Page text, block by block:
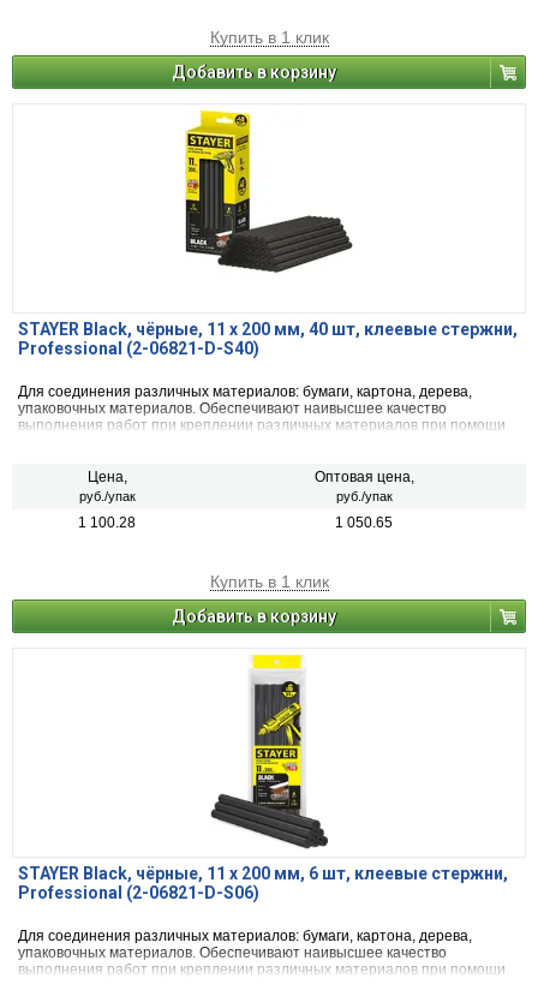
Купить в 1 клик
Добавить в корзину
STAYER Black, чёрные, 11 х 200 мм, 40 шт, клеевые стержни,
Professional (2-06821-D-S40)
Для соединения различных материалов: бумаги, картона, дерева,
упаковочных материалов. Обеспечивают наивысшее качество
выполнения работ при креплении различных материалов при помощи
Цена,
руб./упак
Оптовая цена,
руб./упак
1 100.28 1 050.65
Купить в 1 клик
Добавить в корзину
STAYER Black, чёрные, 11 х 200 мм, 6 шт, клеевые стержни,
Professional (2-06821-D-S06)
Для соединения различных материалов: бумаги, картона, дерева,
упаковочных материалов. Обеспечивают наивысшее качество
выполнения работ при креплении различных материалов при помощи